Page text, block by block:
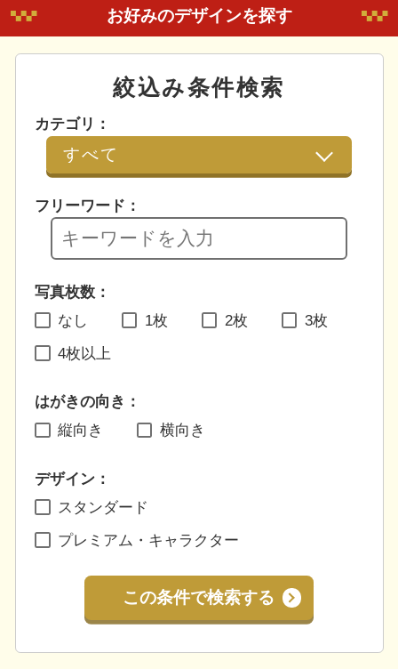
お好みのデザインを探す
絞込み条件検索
カテゴリ：
フリーワード：
写真枚数：
なし
1枚 2枚 3枚
4枚以上
はがきの向き：
縦向き
横向き
デザイン：
スタンダード
プレミアム・キャラクター
この条件で検索する